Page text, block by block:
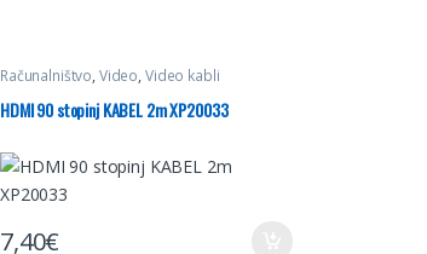
Računalništvo, Video, Video kabli
HDMI 90 stopinj KABEL 2m XP20033
7,40€